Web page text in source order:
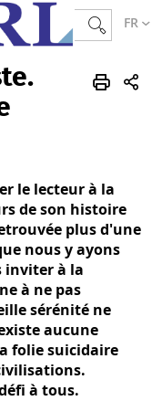
FR
le lecteur à la
de son histoire
plus d'une
nous y ayons
inviter à la
à ne pas
sérénité ne
aucune
folie suicidaire
à tous.